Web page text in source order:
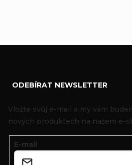
ODEBÍRAT NEWSLETTER
Vložte svůj e-mail a my vám
nových produktech na našem e-
E-mail